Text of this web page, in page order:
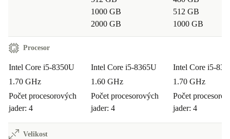
1000 GB
2000 GB
512 GB
1000 GB
Procesor
Intel Core i5-8350U
1.70 GHz
Počet procesorových
jader: 4
Intel Core i5-8365U
1.60 GHz
Počet procesorových
jader: 4
Intel Core i5-
1.70 GHz
Počet
jader: 4
Velikost